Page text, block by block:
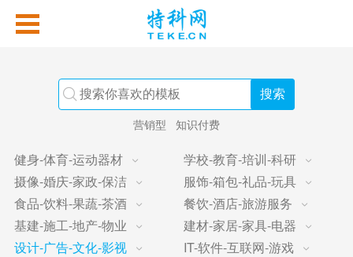
营销型 知识付费
健身-体育-运动器材
学校-教育-培训-科研
摄像-婚庆-家政-保洁
服饰-箱包-礼品-玩具
食品-饮料-果蔬-茶酒
餐饮-酒店-旅游服务
基建-施工-地产-物业
建材-家居-家具-电器
设计-广告-文化-影视
IT-软件-互联网-游戏